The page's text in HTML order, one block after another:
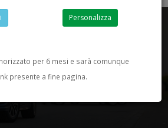
AUTO ONLINE E
SERVIZI
Personalizza
per 6 mesi e sarà comunque
presente a fine pagina.